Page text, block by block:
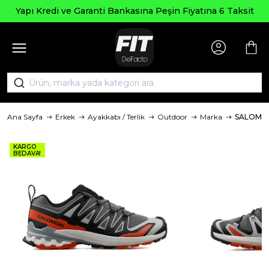
Yapı Kredi ve Garanti Bankasına Peşin Fiyatına 6 Taksit
Ana Sayfa Erkek Ayakkabı / Terlik Outdoor Marka
KARGO
BEDAVA!